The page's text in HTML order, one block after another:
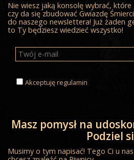
Nie wiesz jaką konsolę wybrać,
czy da się zbudować Gwiazdę
do naszego newslettera! Już żaden
to Ty będziesz wiedzieć wszystko!
Akceptujęregulamin
Masz pomysł na
Podziel
Musimy o tym napisać! Tego Ci u